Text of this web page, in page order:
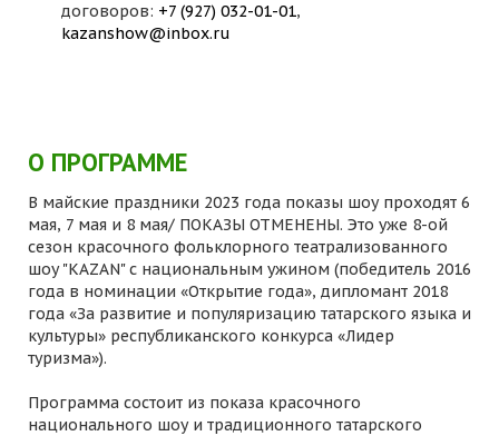
договоров: +7 (927) 032-01-01,
kazanshow@inbox.ru
О ПРОГРАММЕ
В майские праздники 2023 года показы шоу проходят 6
мая, 7 мая и 8 мая/ ПОКАЗЫ ОТМЕНЕНЫ. Это уже 8-ой
сезон красочного фольклорного театрализованного
шоу "KAZAN" с национальным ужином (победитель 2016
года в номинации «Открытие года», дипломант 2018
года «За развитие и популяризацию татарского языка и
культуры» республиканского конкурса «Лидер
туризма»).
Программа состоит из показа красочного
национального шоу и традиционного татарского